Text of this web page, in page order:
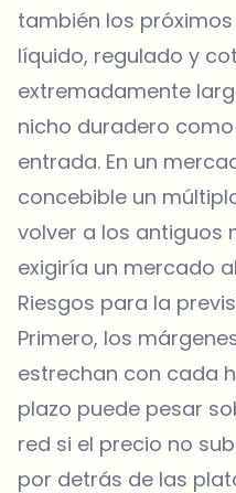
también los
líquido, regulado y
extremadamente
nicho duradero
entrada. En un
concebible un
volver a los antiguos
exigiría un mercado
Riesgos para la
Primero, los
estrechan con cada
plazo puede pesar
red si el precio no
por detrás de las